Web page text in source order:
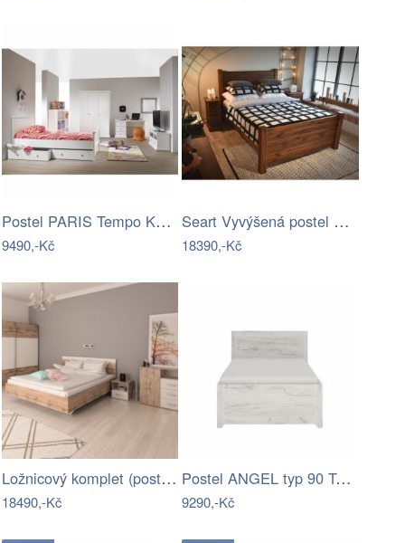
Postel PARIS Tempo Kondela
9490,-Kč
Seart Vyvýšená postel Rustyk Dobromir…
18390,-Kč
Ložnicový komplet (postel 160x200 cm),…
18490,-Kč
Postel ANGEL typ 90 Tempo Kondela
9290,-Kč